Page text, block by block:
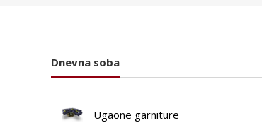
Dnevna soba
Ugaone garniture